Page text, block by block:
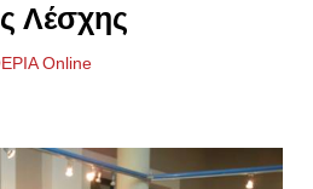
Λέσχης
Online